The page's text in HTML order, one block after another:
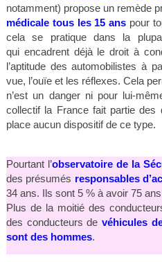
notamment) propose un remède
médicale tous les 15 ans pour
cela se pratique dans la
qui encadrent déjà le droit à
l’aptitude des automobilistes à
vue, l’ouïe et les réflexes. Cela
n’est un danger ni pour lui-
collectif la France fait partie des
place aucun dispositif de ce type.
Pourtant l’observatoire de la
des présumés responsables
34 ans. Ils sont 5 % à avoir 75
Plus de la moitié des
des conducteurs de véhicules
sont des hommes.